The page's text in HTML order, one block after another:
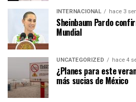
INTERNACIONAL hace 3
Sheinbaum Pardo
Mundial
UNCATEGORIZED hace 4
¿Planes para este
más sucias de México